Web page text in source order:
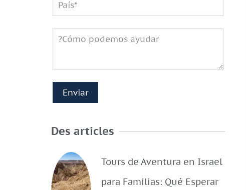
Des articles
Tours de Aventura en Israel
para Familias: Qué Esperar